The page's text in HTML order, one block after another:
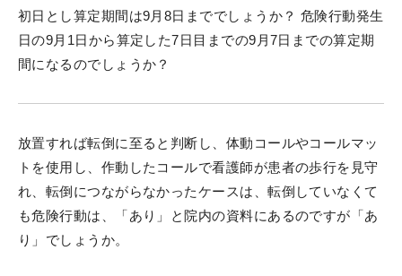
初日とし算定期間は9月8日まででしょうか？ 危険行動発生
日の9月1日から算定した7日目までの9月7日までの算定期
間になるのでしょうか？
放置すれば転倒に至ると判断し、体動コールやコールマッ
トを使用し、作動したコールで看護師が患者の歩行を見守
れ、転倒につながらなかったケースは、転倒していなくて
も危険行動は、「あり」と院内の資料にあるのですが「あ
り」でしょうか。